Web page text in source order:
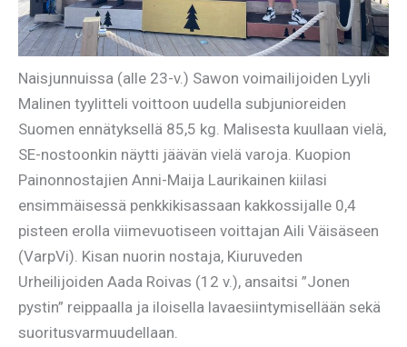
Naisjunnuissa (alle 23-v.) Sawon voimailijoiden Lyyli
Malinen tyylitteli voittoon uudella subjunioreiden
Suomen ennätyksellä 85,5 kg. Malisesta kuullaan vielä,
SE-nostoonkin näytti jäävän vielä varoja. Kuopion
Painonnostajien Anni-Maija Laurikainen kiilasi
ensimmäisessä penkkikisassaan kakkossijalle 0,4
pisteen erolla viimevuotiseen voittajan Aili Väisäseen
(VarpVi). Kisan nuorin nostaja, Kiuruveden
Urheilijoiden Aada Roivas (12 v.), ansaitsi ”Jonen
pystin” reippaalla ja iloisella lavaesiintymisellään sekä
suoritusvarmuudellaan.